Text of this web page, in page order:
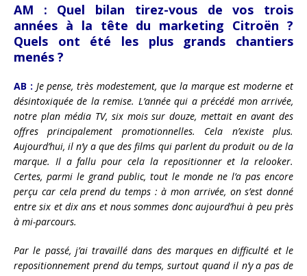
AM :
Quel bilan tirez-vous de vos trois
années à la tête du marketing Citroën ?
Quels ont été les plus grands chantiers
menés ?
AB : Je pense, très modestement, que la marque est moderne et
désintoxiquée de la remise. L’année qui a précédé mon arrivée,
notre plan média TV, six mois sur douze, mettait en avant des
offres principalement promotionnelles. Cela n’existe plus.
Aujourd’hui, il n’y a que des films qui parlent du produit ou de la
marque. Il a fallu pour cela la repositionner et la relooker.
Certes, parmi le grand public, tout le monde ne l’a pas encore
perçu car celaprend du temps : à mon arrivée, on s’est donné
entre six et dix ans et nous sommes donc aujourd’hui à peu près
à mi-parcours.
Par le passé, j’ai travaillé dans des marques en difficulté et le
repositionnement prend du temps, surtout quand il n’y a pas de